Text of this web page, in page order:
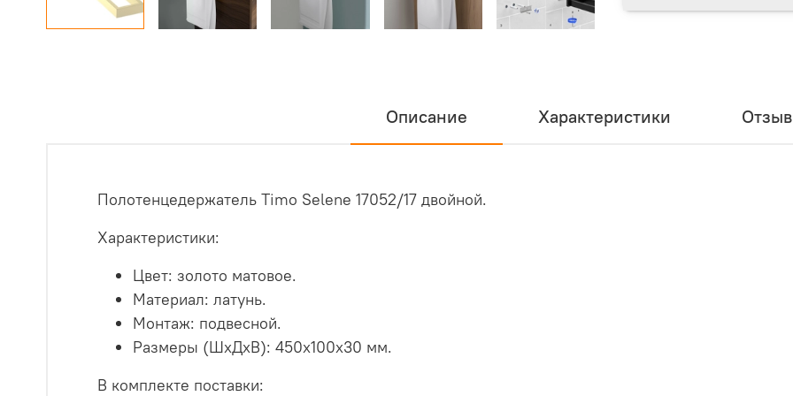
Описание Характеристики
Полотенцедержатель Timo Selene 17052/17 двойной.
Характеристики:
Цвет: золото матовое.
Материал: латунь.
Монтаж: подвесной.
Размеры (ШхДхВ): 450х100х30 мм.
В комплекте поставки: